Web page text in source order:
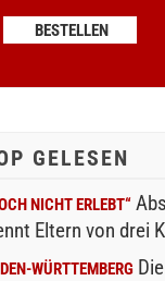
GELESEN
NICHT ERLEBT“
Eltern von drei
WÜRTTEMBERG